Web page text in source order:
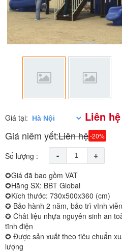
Giá tại: Liên hệ
Giá niêm yết:Liên hệ-20%
Số lượng : - +
✪Giá đã bao gồm VAT
✪Hãng SX: BBT Global
✪Kích thước: 730x500x360 (cm)
✪ Bảo hành 2 năm, bảo trì vĩnh viễn
✪ Chât liệu nhựa nguyên sinh an
tĩnh điện
✪ Được sản xuất theo tiêu chuẩn
lượng